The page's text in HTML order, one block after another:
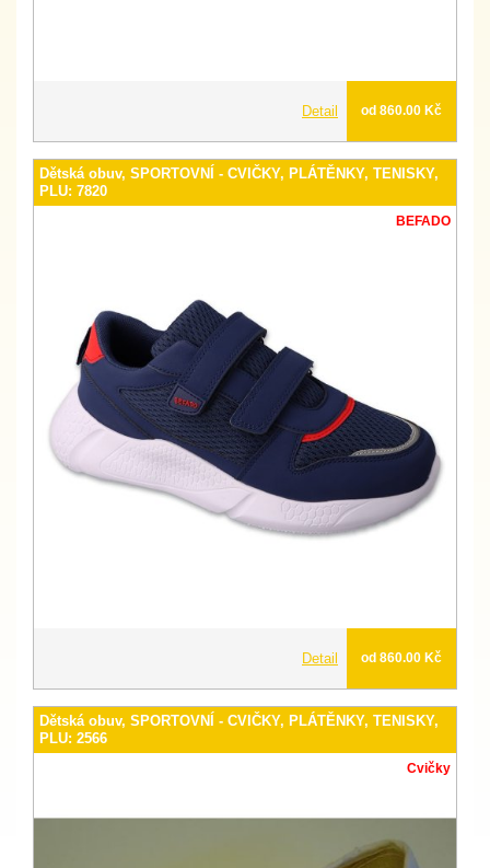
Detail od 860.00 Kč
Dětská obuv, SPORTOVNÍ - CVIČKY, PLÁTĚNKY, TENISKY,
PLU: 7820
BEFADO
Detail od 860.00 Kč
Dětská obuv, SPORTOVNÍ - CVIČKY, PLÁTĚNKY, TENISKY,
PLU: 2566
Cvičky